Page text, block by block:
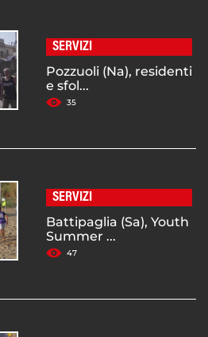
SERVIZI
Pozzuoli (Na), residenti
e sfol...
35
SERVIZI
Battipaglia (Sa), Youth
Summer ...
47